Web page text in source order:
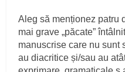
Aleg să menționez patru
mai grave „păcate”
manuscrise care nu sunt
au diacritice și/sau au